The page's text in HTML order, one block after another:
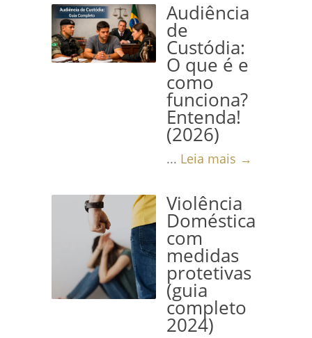
Audiência
de
Custódia:
O que é e
como
funciona?
Entenda!
(2026)
... Leia mais →
Violência
Doméstica
com
medidas
protetivas
(guia
completo
2024)